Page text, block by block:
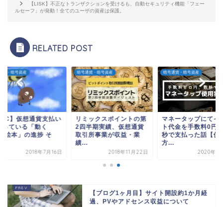
【LISK】不正なトランザクションを受けるも、自動セキュリティ機能「フェー
ルセーフ」が発動！全てのユーザの資産は保護。
RELATED POST
貨・暗号資産
】仮想通貨支払い
っている「動く
絵本」の進捗 そ
2018年7月16日
暗号通貨・暗号資産
リミックスポイントの第
2四半期実績、仮想通貨
取引所事業が収益・業
績...
2018年11月22日
暗号通貨・暗号資産
マネータップにてイ
ト代金を手数料0円
秒で支払った話【使
方...
2020年1
【ブログ1ヶ月目】サイト開設約1か月経
過、PVやアドセンス収益について